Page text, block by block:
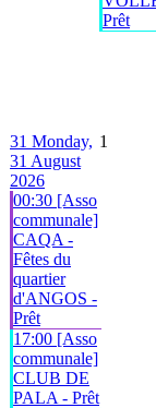
Prêt
31 Monday,
31 August
2026
00:30 [Asso
communale]
CAQA -
Fêtes du
quartier
d'ANGOS -
Prêt
17:00 [Asso
communale]
CLUB DE
PALA - Prêt
1